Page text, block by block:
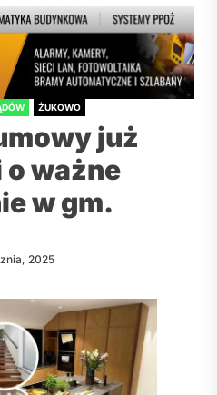
ŻUKOWO
już
ważne
w gm.
2025